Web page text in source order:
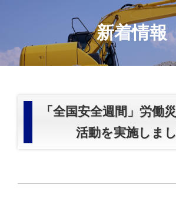
新着情報
「全国安全週間」労働
活動を実施しまし